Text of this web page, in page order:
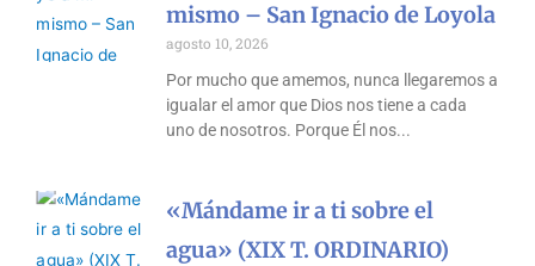
mismo – San Ignacio de Loyola
agosto 10, 2026
Por mucho que amemos, nunca llegaremos a
igualar el amor que Dios nos tiene a cada
uno de nosotros. Porque Él nos
«Mándame ir a ti sobre el
agua» (XIX T. ORDINARIO)